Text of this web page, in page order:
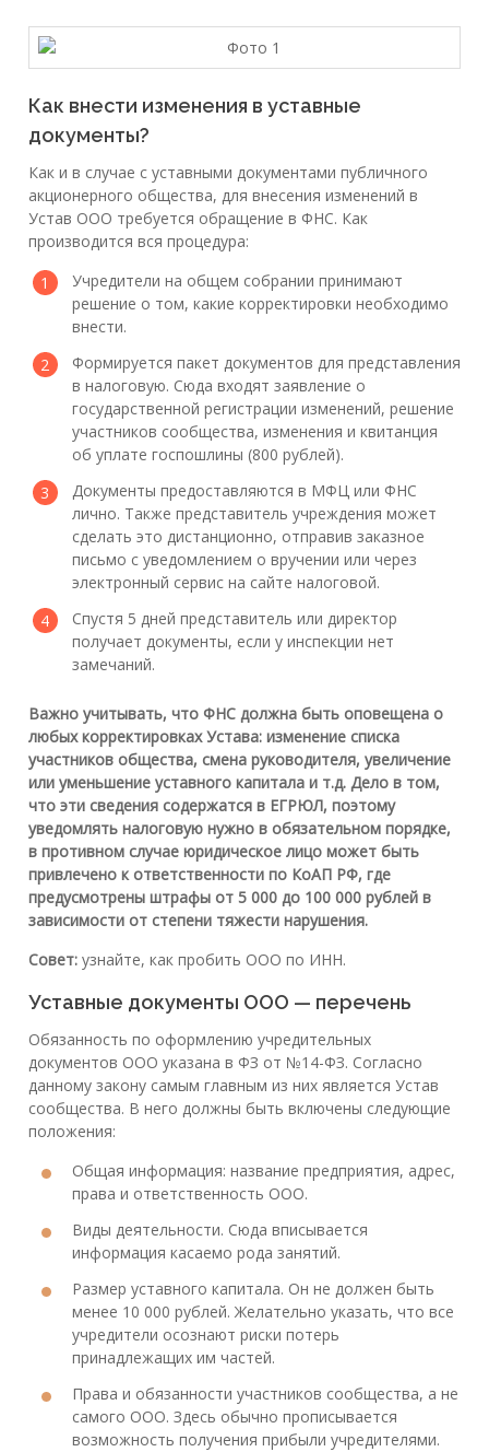
Как внести изменения в уставные
документы?
Как и в случае с уставными документами публичного
акционерного общества, для внесения изменений в
Устав ООО требуется обращение в ФНС. Как
производится вся процедура:
Учредители на общем собрании принимают
решение о том, какие корректировки необходимо
внести.
Формируется пакет документов для представления
в налоговую. Сюда входят заявление о
государственной регистрации изменений, решение
участников сообщества, изменения и квитанция
об уплате госпошлины (800 рублей).
Документы предоставляются в МФЦ или ФНС
лично. Также представитель учреждения может
сделать это дистанционно, отправив заказное
письмо с уведомлением о вручении или через
электронный сервис на сайте налоговой.
Спустя 5 дней представитель или директор
получает документы, если у инспекции нет
замечаний.
Важно учитывать, что ФНС должна быть оповещена о
любых корректировках Устава: изменение списка
участников общества, смена руководителя, увеличение
или уменьшение уставного капитала и т.д. Дело в том,
что эти сведения содержатся в ЕГРЮЛ, поэтому
уведомлять налоговую нужно в обязательном порядке,
в противном случае юридическое лицо может быть
привлечено к ответственности по КоАП РФ, где
предусмотрены штрафы от 5 000 до 100 000 рублей в
зависимости от степени тяжести нарушения.
Совет: узнайте, как пробить ООО по ИНН.
Уставные документы ООО — перечень
Обязанность по оформлению учредительных
документов ООО указана в ФЗ от №14-ФЗ. Согласно
данному закону самым главным из них является Устав
сообщества. В него должны быть включены следующие
положения:
Общая информация: название предприятия, адрес,
права и ответственность ООО.
Виды деятельности. Сюда вписывается
информация касаемо рода занятий.
Размер уставного капитала. Он не должен быть
менее 10 000 рублей. Желательно указать, что все
учредители осознают риски потерь
принадлежащих им частей.
Права и обязанности участников сообщества, а не
самого ООО. Здесь обычно прописывается
возможность получения прибыли учредителями.